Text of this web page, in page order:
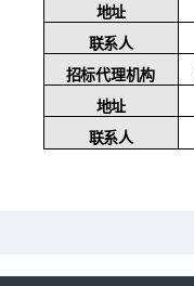
地址
联系人
招标代理机构
地址
联系人